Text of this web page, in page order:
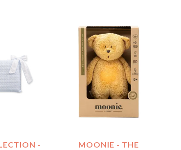
-
MOONIE - THE